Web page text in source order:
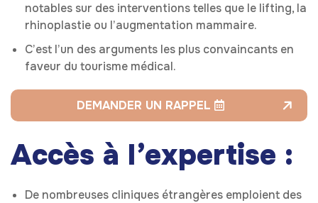
notables sur des interventions telles que le lifting, la
rhinoplastie ou l’augmentation mammaire.
C’est l’un des arguments les plus convaincants en
faveur du tourisme médical.
DEMANDER UN RAPPEL
Accès à l’expertise :
De nombreuses cliniques étrangères emploient des